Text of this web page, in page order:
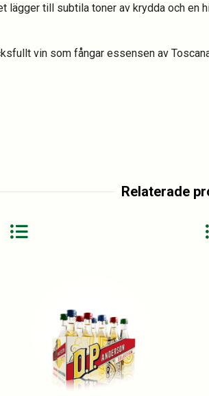
lägger till subtila toner av krydda och
vin som fångar essensen av
Relaterade